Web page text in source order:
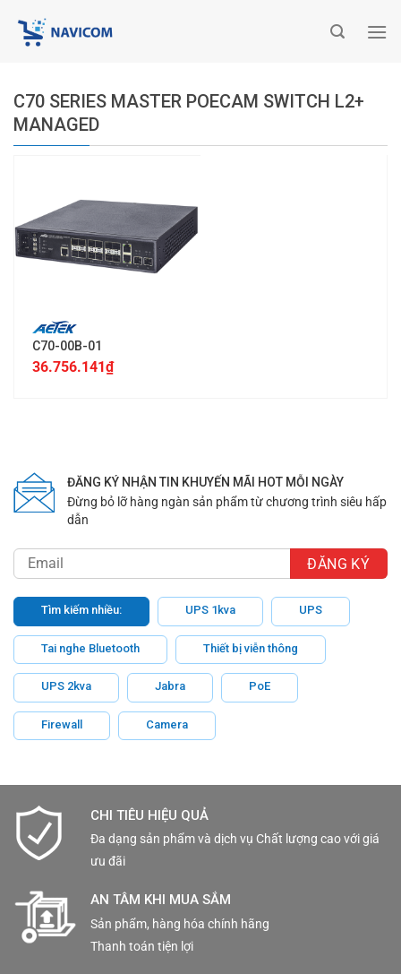
C70 SERIES MASTER POECAM SWITCH L2+
MANAGED
C70-00B-01
36.756.141₫
ĐĂNG KÝ NHẬN TIN KHUYẾN MÃI HOT MỖI NGÀY
Đừng bỏ lỡ hàng ngàn sản phẩm từ chương trình siêu hấp
dẫn
Tìm kiếm nhiều: UPS 1kva UPS
Tai nghe Bluetooth Thiết bị viễn thông
UPS 2kva Jabra PoE
Firewall Camera
CHI TIÊU HIỆU QUẢ
Đa dạng sản phẩm và dịch vụ Chất lượng cao với giá
ưu đãi
AN TÂM KHI MUA SẮM
Sản phẩm, hàng hóa chính hãng
Thanh toán tiện lợi